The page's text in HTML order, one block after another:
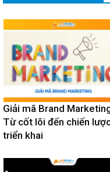
Giải mã Brand
Từ cốt lõi đến chiến
triển khai